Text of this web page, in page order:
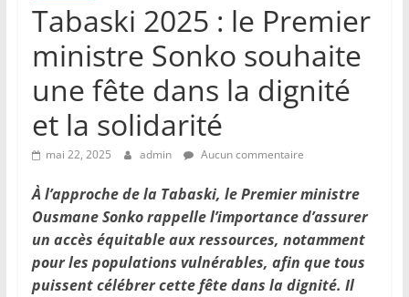
Tabaski 2025 : le Premier
ministre Sonko souhaite
une fête dans la dignité
et la solidarité
mai 22, 2025 admin Aucun commentaire
À l’approche de la Tabaski, le Premier ministre
Ousmane Sonko rappelle l’importance d’assurer
un accès équitable aux ressources, notamment
pour les populations vulnérables, afin que tous
puissent célébrer cette fête dans la dignité. Il